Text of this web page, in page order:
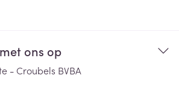
ons op
- Croubels BVBA